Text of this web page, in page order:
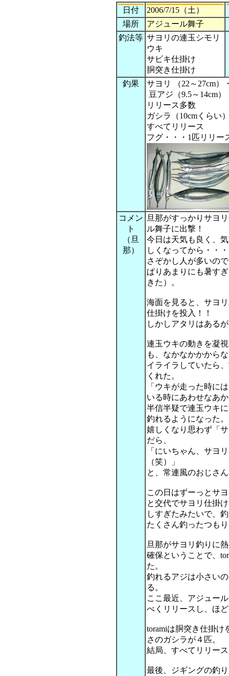
日付
2006/7/15（土）
場所
アジュール舞子
釣法等 サヨリの連玉シモリ
ウキ
サビキ仕掛け
胴突き仕掛け
釣果
サヨリ （22～27cm）
豆アジ（9.5～14cm
リリース多数
ガシラ（10cmくらい
すべてリリース
フグ・・・1匹リリー
コメン
ト
（旦
那）
旦那がすっかりサヨ
ル舞子に出撃！
今日は天気も良く、
しくなってから・・
さぞかし人が多いの
ぱりあまりにも暑す
きた）。
海面を見ると、サヨ
仕掛けを投入！！
しかしアタリはある
連玉ウキの動きを凝
も、なかなかかから
イライラしていたら
くれた。
「ウキが走った時に
いる時にあわせなあ
半信半疑で連玉ウキ
釣れるようになった。
嬉しくなり思わず「
だら、
「にいちゃん、サヨ
（笑）」
と、常連風のおじさ
この日はずーっとサ
と交代でサヨリ仕掛
しすぎたみたいで、
たくさん釣ったつも
旦那がサヨリ釣りに
確保ということで、
た。
釣れるアジは小さい
る。
ここ最近、アジュー
べくリリースし、ほ
toramiは胴突き仕掛
さのガシラが４匹。
結局、すべてリリー
最後、ジギングの釣